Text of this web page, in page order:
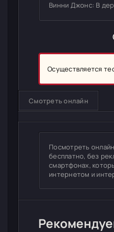
Винни Джонс: В
Осуществляется
Смотреть онлайн
Посмотреть
бесплатно, без
смартфонах,
интернетом и